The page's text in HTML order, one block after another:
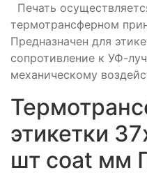
Печать
термотрансферном
Предназначен для
сопротивление к УФ-
механическому
этикетки
шт coat мм